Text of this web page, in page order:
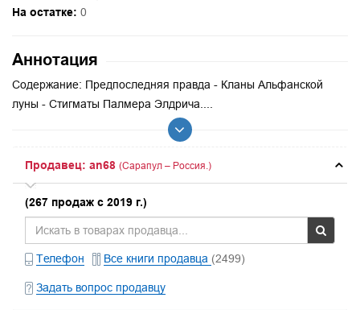
На остатке: 0
Аннотация
Содержание: Предпоследняя правда - Кланы Альфанской
луны - Стигматы Палмера Элдрича....
Продавец: an68 (Сарапул – Россия.)
(267 продаж с 2019 г.)
Телефон Все книги продавца (2499)
Задать вопрос продавцу